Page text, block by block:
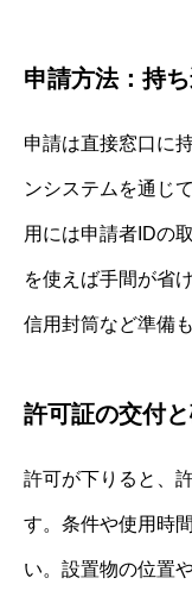
申請方法：持
申請は直接窓口に
ンシステムを通じ
用には申請者IDの
を使えば手間が省
信用封筒など準備
許可証の交付
許可が下りると、
す。条件や使用時
い。設置物の位置